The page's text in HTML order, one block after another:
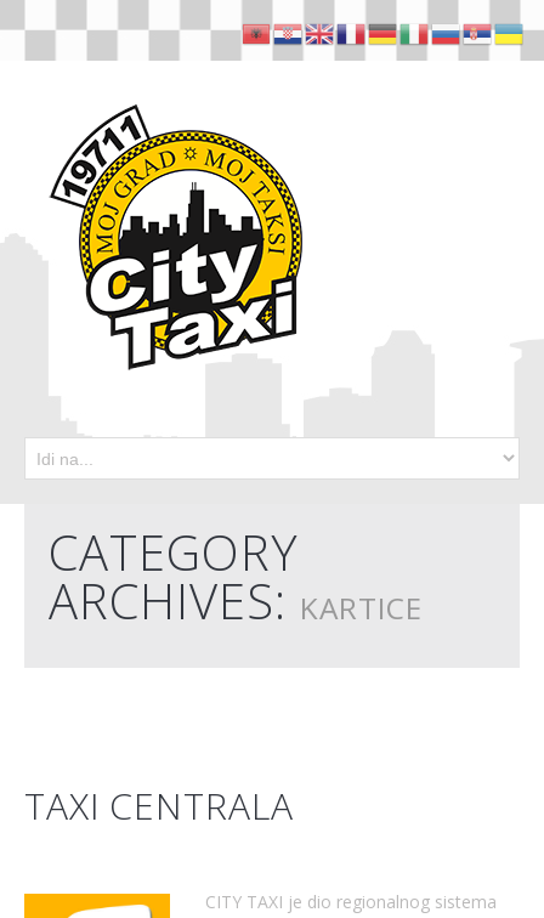
CATEGORY
ARCHIVES: KARTICE
TAXI CENTRALA
CITY TAXI je dio regionalnog sistema